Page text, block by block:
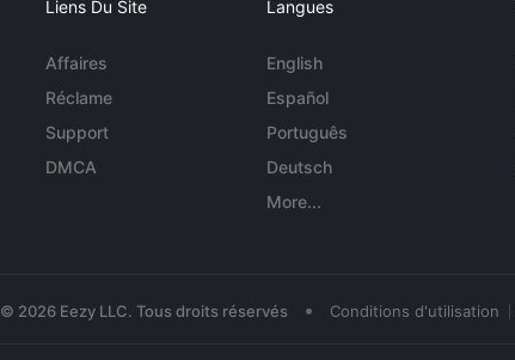
Liens Du Site
Affaires
Réclame
Support
DMCA
Langues
English
Español
Português
Deutsch
More...
© 2026 Eezy LLC. Tous droits réservés • Conditions d'utilisation